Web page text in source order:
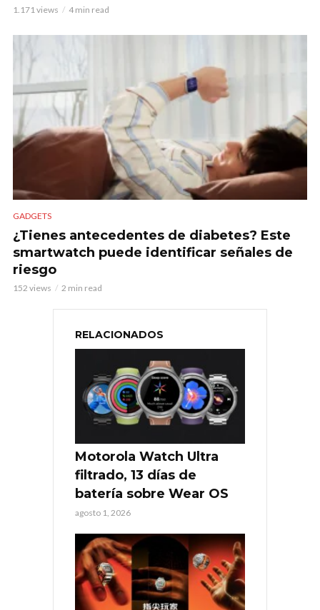
1.171 views 4 min read
GADGETS
¿Tienes antecedentes de diabetes? Este
smartwatch puede identificar señales de
riesgo
152 views 2 min read
RELACIONADOS
Motorola Watch Ultra
filtrado, 13 días de
batería sobre Wear OS
agosto 1, 2026